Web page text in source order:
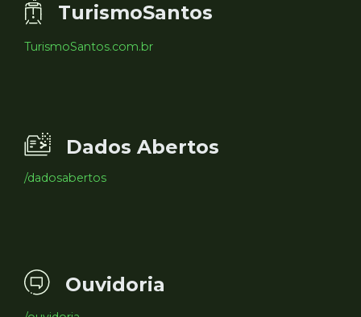
TurismoSantos
TurismoSantos.com.br
Dados Abertos
/dadosabertos
Ouvidoria